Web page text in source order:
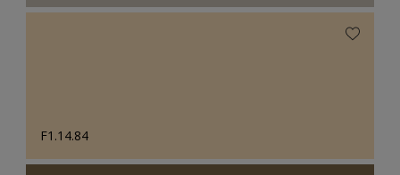
F1.14.84